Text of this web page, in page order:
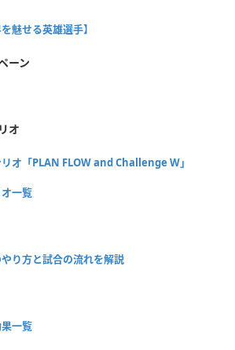
魅せる英雄選手】
ーン
オ
オ「PLAN FLOW and Challenge W」
一覧
り方と試合の流れを解説
一覧